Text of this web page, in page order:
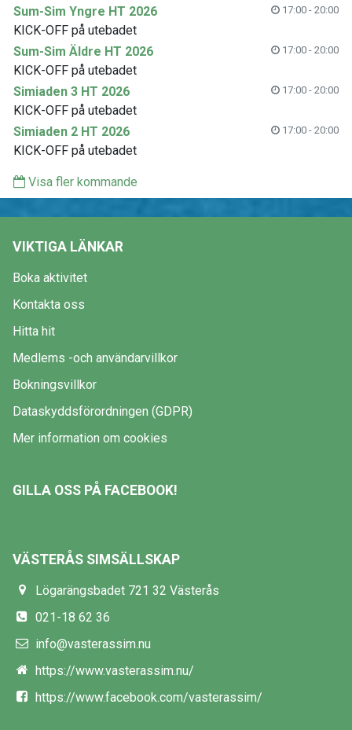
Sum-Sim Yngre HT 2026
17:00 - 20:00
KICK-OFF på utebadet
Sum-Sim Äldre HT 2026
17:00 - 20:00
KICK-OFF på utebadet
Simiaden 3 HT 2026
17:00 - 20:00
KICK-OFF på utebadet
Simiaden 2 HT 2026
17:00 - 20:00
KICK-OFF på utebadet
Visa fler kommande
VIKTIGA LÄNKAR
Boka aktivitet
Kontakta oss
Hitta hit
Medlems -och användarvillkor
Bokningsvillkor
Dataskyddsförordningen (GDPR)
Mer information om cookies
GILLA OSS PÅ FACEBOOK!
VÄSTERÅS SIMSÄLLSKAP
Lögarängsbadet 721 32 Västerås
021-18 62 36
info@vasterassim.nu
https://www.vasterassim.nu/
https://www.facebook.com/vasterassim/